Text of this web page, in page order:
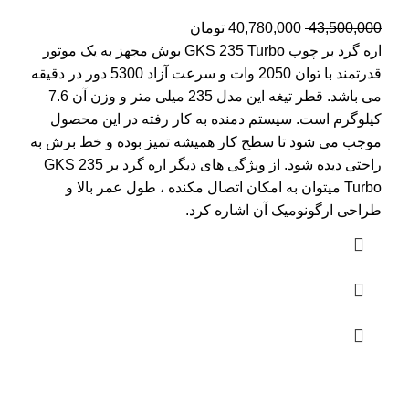
43,500,000
40,780,000 تومان
اره گرد بر چوب GKS 235 Turbo بوش مجهز به یک موتور
قدرتمند با توان 2050 وات و سرعت آزاد 5300 دور در دقیقه
می باشد. قطر تیغه این مدل 235 میلی متر و وزن آن 7.6
کیلوگرم است. سیستم دمنده به کار رفته در این محصول
موجب می شود تا سطح کار همیشه تمیز بوده و خط برش به
راحتی دیده شود. از ویژگی های دیگر اره گرد بر GKS 235
Turbo میتوان به امکان اتصال مکنده ، طول عمر بالا و
طراحی ارگونومیک آن اشاره کرد.